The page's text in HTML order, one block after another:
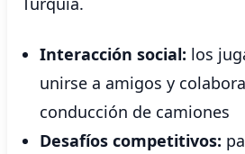
Interacción social: los
unirse a amigos y
conducción de camiones
Desafíos competitivos: